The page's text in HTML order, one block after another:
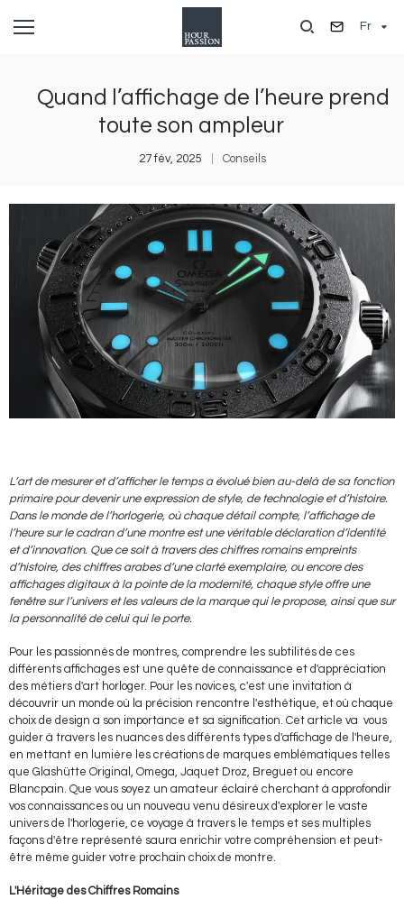
Fr
Quand l’affichage de l’heure prend
toute son ampleur
27 fév, 2025 Conseils
L’art de mesurer et d’afficher le temps a évolué bien au-delà de sa fonction
primaire pour devenir une expression de style, de technologie et d’histoire.
Dans le monde de l’horlogerie, où chaque détail compte, l’affichage de
l’heure sur le cadran d’une montre est une véritable déclaration d’identité
et d’innovation. Que ce soit à travers des chiffres romains empreints
d’histoire, des chiffres arabes d’une clarté exemplaire, ou encore des
affichages digitaux à la pointe de la modernité, chaque style offre une
fenêtre sur l’univers et les valeurs de la marque qui le propose, ainsi que sur
la personnalité de celui qui le porte.
Pour les passionnés de montres, comprendre les subtilités de ces
différents affichages est une quête de connaissance et d'appréciation
des métiers d'art horloger. Pour les novices, c'est une invitation à
découvrir un monde où la précision rencontre l'esthétique, et où chaque
choix de design a son importance et sa signification. Cet article va vous
guider à travers les nuances des différents types d'affichage de l'heure,
en mettant en lumière les créations de marques emblématiques telles
que Glashütte Original, Omega, Jaquet Droz, Breguet ou encore
Blancpain. Que vous soyez un amateur éclairé cherchant à approfondir
vos connaissances ou un nouveau venu désireux d'explorer le vaste
univers de l'horlogerie, ce voyage à travers le temps et ses multiples
façons d'être représenté saura enrichir votre compréhension et peut-
être même guider votre prochain choix de montre.
L'Héritage des Chiffres Romains